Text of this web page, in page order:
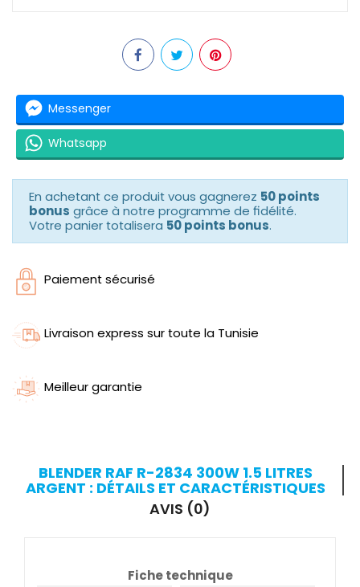
Messenger
Whatsapp
En achetant ce produit vous gagnerez 50 points
bonus grâce à notre programme de fidélité.
Votre panier totalisera 50 points bonus.
Paiement sécurisé
Livraison express sur toute la Tunisie
Meilleur garantie
BLENDER RAF R-2834 300W 1.5 LITRES
ARGENT : DÉTAILS ET CARACTÉRISTIQUES
AVIS (0)
Fiche technique